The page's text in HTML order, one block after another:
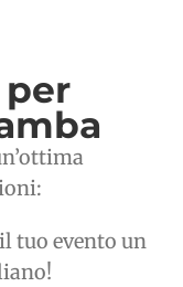
tuo evento un